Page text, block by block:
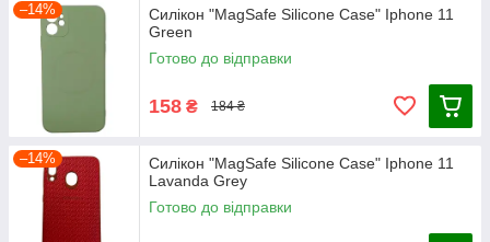
–14%
Силікон "MagSafe Silicone Case" Iphone 11
Green
Готово до відправки
158 ₴ 184 ₴
–14%
Силікон "MagSafe Silicone Case" Iphone 11
Lavanda Grey
Готово до відправки